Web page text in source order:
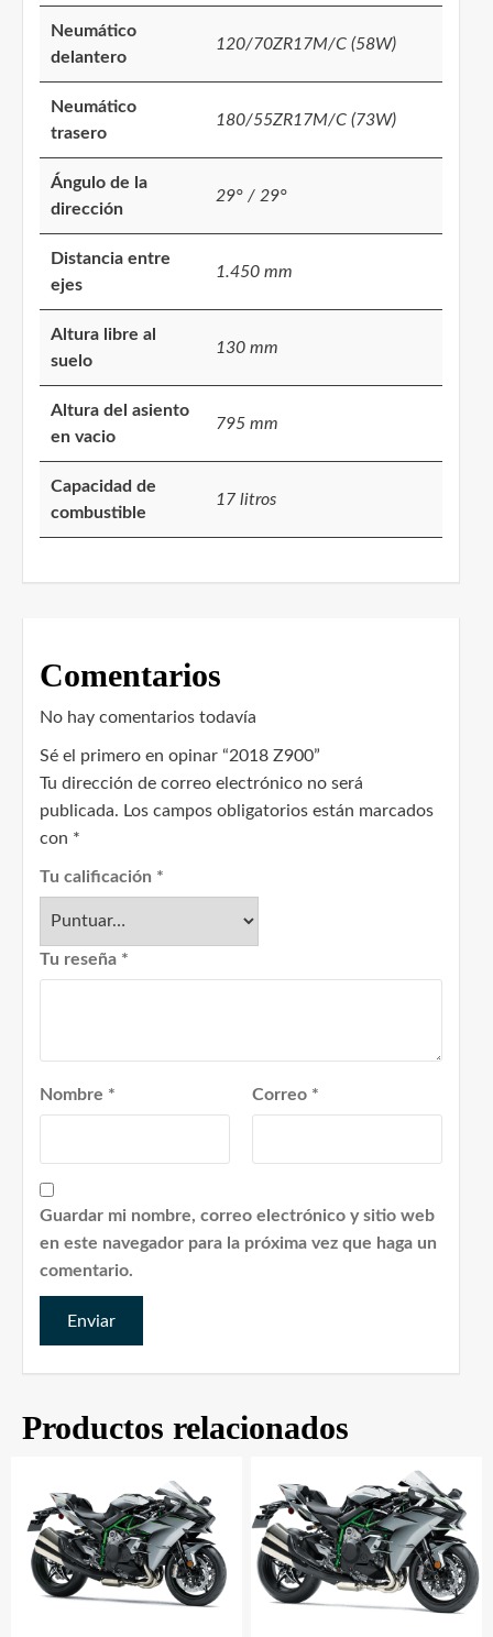
Neumático
delantero
120/70ZR17M/C (58W)
Neumático
trasero
180/55ZR17M/C (73W)
Ángulo de la
dirección
29° / 29°
Distancia entre
ejes
1.450 mm
Altura libre al
suelo
130 mm
Altura del asiento
en vacio
795 mm
Capacidad de
combustible
17 litros
Comentarios
No hay comentarios todavía
Sé el primero en opinar “2018 Z900”
Tu dirección de correo electrónico no será
publicada. Los campos obligatorios están marcados
con *
Tu calificación *
Tu reseña *
Nombre * Correo *
Guardar mi nombre, correo electrónico y sitio web
en este navegador para la próxima vez que haga un
comentario.
Productos relacionados